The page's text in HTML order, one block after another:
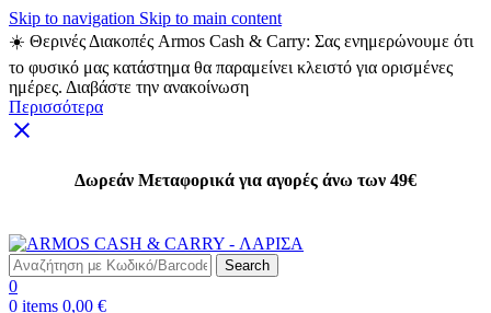
Skip to navigation Skip to main content
☀️ Θερινές Διακοπές Armos Cash & Carry: Σας ενημερώνουμε ότι
το φυσικό μας κατάστημα θα παραμείνει κλειστό για ορισμένες
ημέρες. Διαβάστε την ανακοίνωση
Περισσότερα
Δωρεάν Μεταφορικά για αγορές άνω των 49€
Search
0
0 items 0,00 €